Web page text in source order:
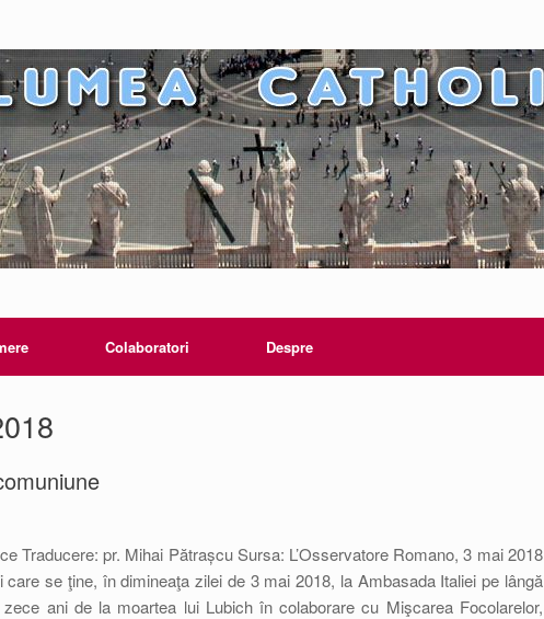
Colaboratori Despre
Traducere: pr. Mihai Pătrașcu Sursa: L’Osservatore Romano, 3 mai 2018
care se ţine, în dimineaţa zilei de 3 mai 2018, la Ambasada Italiei pe lângă
ani de la moartea lui Lubich în colaborare cu Mişcarea Focolarelor,